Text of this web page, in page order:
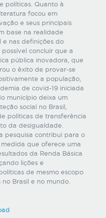
políticas. Quanto à
focou em
e seus principais
base na realidade
e nas definições do
concluir que a
pública inovadora, que
o êxito de provar-se
a população,
de covid-19 iniciada
município deixa um
social no Brasil,
políticas de transferência
da desigualdade.
pesquisa contribui para o
que oferece uma
da Renda Básica
lições e
de mesmo escopo
Brasil e no mundo.